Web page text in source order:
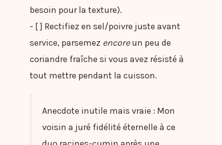
besoin pour la texture).
- [ ] Rectifiez en sel/poivre juste avant
service, parsemez encoreun peu de
coriandre fraîche si vous avez résisté à
tout mettre pendant la cuisson.
Anecdote inutile mais vraie : Mon
voisin a juré fidélité éternelle à ce